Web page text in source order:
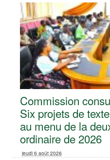
Commission
Six projets de
au menu de la
ordinaire de 2026
jeudi 6 août 2026